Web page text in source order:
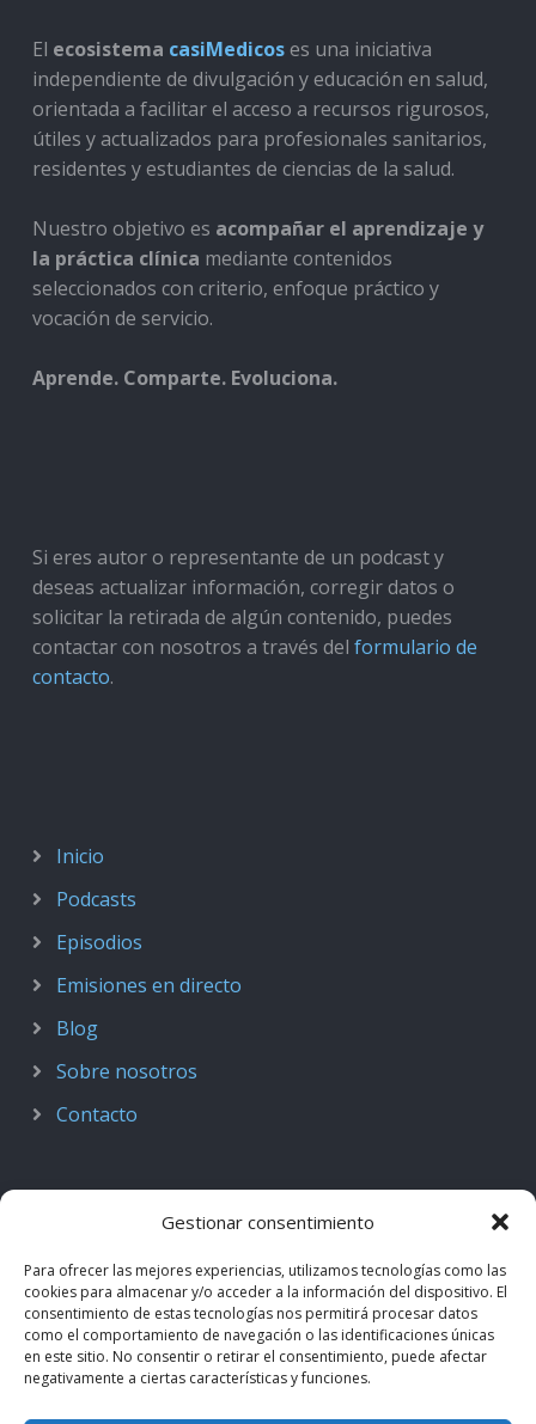
Gestionar consentimiento
Para ofrecer las mejores experiencias, utilizamos tecnologías como las
cookies para almacenar y/o acceder a la información del dispositivo. El
consentimiento de estas tecnologías nos permitirá procesar datos
como el comportamiento de navegación o las identificaciones únicas
en este sitio. No consentir o retirar el consentimiento, puede afectar
negativamente a ciertas características y funciones.
El ecosistema casiMedicoses una iniciativa
independiente de divulgación y educación en salud,
orientada a facilitar el acceso a recursos rigurosos,
útiles y actualizados para profesionales sanitarios,
residentes y estudiantes de ciencias de la salud.
Nuestro objetivo es acompañar el aprendizaje y
la práctica clínica mediante contenidos
seleccionados con criterio, enfoque práctico y
vocación de servicio.
Aprende. Comparte. Evoluciona.
Si eres autor o representante de un podcast y
deseas actualizar información, corregir datos o
solicitar la retirada de algún contenido, puedes
contactar con nosotros a través del formulario de
contacto.
Inicio
Podcasts
Episodios
Emisiones en directo
Blog
Sobre nosotros
Contacto